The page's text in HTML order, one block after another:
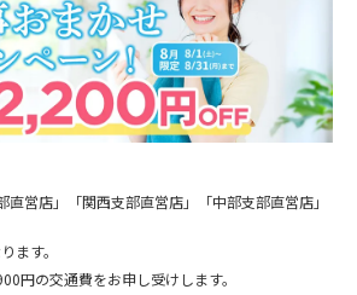
直営店」「関西支部直営店」「中部支部直営店」
ます。
円の交通費をお申し受けします。